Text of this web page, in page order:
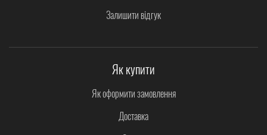
Залишити відгук
Як купити
Як оформити замовлення
Доставка